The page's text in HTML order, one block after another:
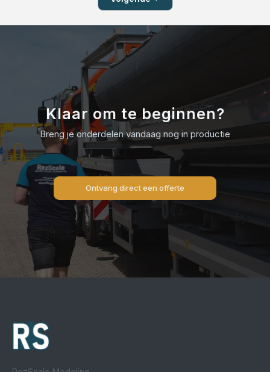
Klaar om te beginnen?
Breng je onderdelen vandaag nog in productie
Ontvang direct een offerte